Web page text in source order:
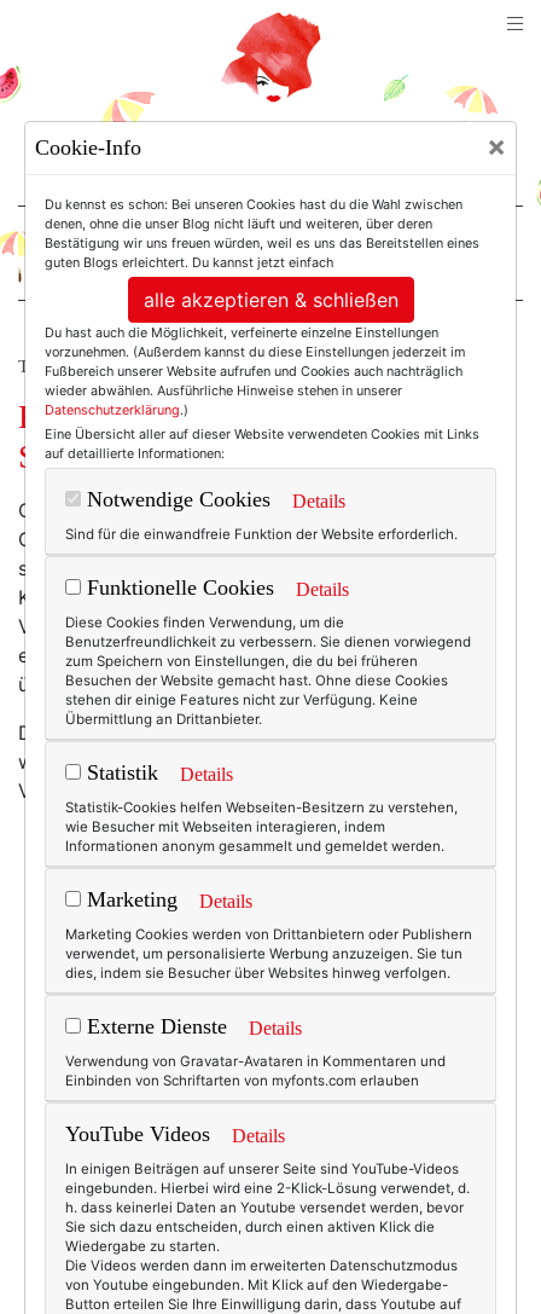
For Women. Not Girls.
TEXTERELLA LIEBT!
Helloooo – hier sind die ersten
Streifen dieses Frühjahrs!
Okay, vielleicht ist mir dieser erste Frühlingstag mit 20
Grad, Biergartenbesuch und einem Zitronenfalter, der
sich auf unserer Steinmauer sonnte, ein wenig zu
Kopfe gestiegen. Aber ganz ehrlich von diesem
Vogelgezwitscher und dem duftigen Blütenhauch kann
einem schon ein bisschen schwindelig werden! Und
übermütig.
Denn gestern ist mir das hier begegnet. Gut, sooo
warm ist es dann doch noch nicht ... aber ein bisschen
Vorfreude darf schon sein, oder nicht? :-)
Cookie-Info ×
Du kennst es schon: Bei unseren Cookies hast du die Wahl zwischen
denen, ohne die unser Blog nicht läuft und weiteren, über deren
Bestätigung wir uns freuen würden, weil es uns das Bereitstellen eines
guten Blogs erleichtert. Du kannst jetzt einfach
alle akzeptieren & schließen
Du hast auch die Möglichkeit, verfeinerte einzelne Einstellungen
vorzunehmen. (Außerdem kannst du diese Einstellungen jederzeit im
Fußbereich unserer Website aufrufen und Cookies auch nachträglich
wieder abwählen. Ausführliche Hinweise stehen in unserer
Datenschutzerklärung.)
Eine Übersicht aller auf dieser Website verwendeten Cookies mit Links
auf detaillierte Informationen:
Notwendige Cookies Details
Sind für die einwandfreie Funktion der Website erforderlich.
Funktionelle Cookies Details
Diese Cookies finden Verwendung, um die
Benutzerfreundlichkeit zu verbessern. Sie dienen vorwiegend
zum Speichern von Einstellungen, die du bei früheren
Besuchen der Website gemacht hast. Ohne diese Cookies
stehen dir einige Features nicht zur Verfügung. Keine
Übermittlung an Drittanbieter.
Statistik Details
Statistik-Cookies helfen Webseiten-Besitzern zu verstehen,
wie Besucher mit Webseiten interagieren, indem
Informationen anonym gesammelt und gemeldet werden.
Marketing Details
Marketing Cookies werden von Drittanbietern oder Publishern
verwendet, um personalisierte Werbung anzuzeigen. Sie tun
dies, indem sie Besucher über Websites hinweg verfolgen.
Externe Dienste Details
Verwendung von Gravatar-Avataren in Kommentaren und
Einbinden von Schriftarten von myfonts.com erlauben
YouTube Videos Details
In einigen Beiträgen auf unserer Seite sind YouTube-Videos
eingebunden. Hierbei wird eine 2-Klick-Lösung verwendet, d.
h. dass keinerlei Daten an Youtube versendet werden, bevor
Sie sich dazu entscheiden, durch einen aktiven Klick die
Wiedergabe zu starten.
Die Videos werden dann im erweiterten Datenschutzmodus
von Youtube eingebunden. Mit Klick auf den Wiedergabe-
Button erteilen Sie Ihre Einwilligung darin, dass Youtube auf